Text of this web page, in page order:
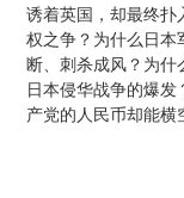
诱着英国，却最终扑
权之争？为什么日本
断、刺杀成风？为什
日本侵华战争的爆
产党的人民币却能横